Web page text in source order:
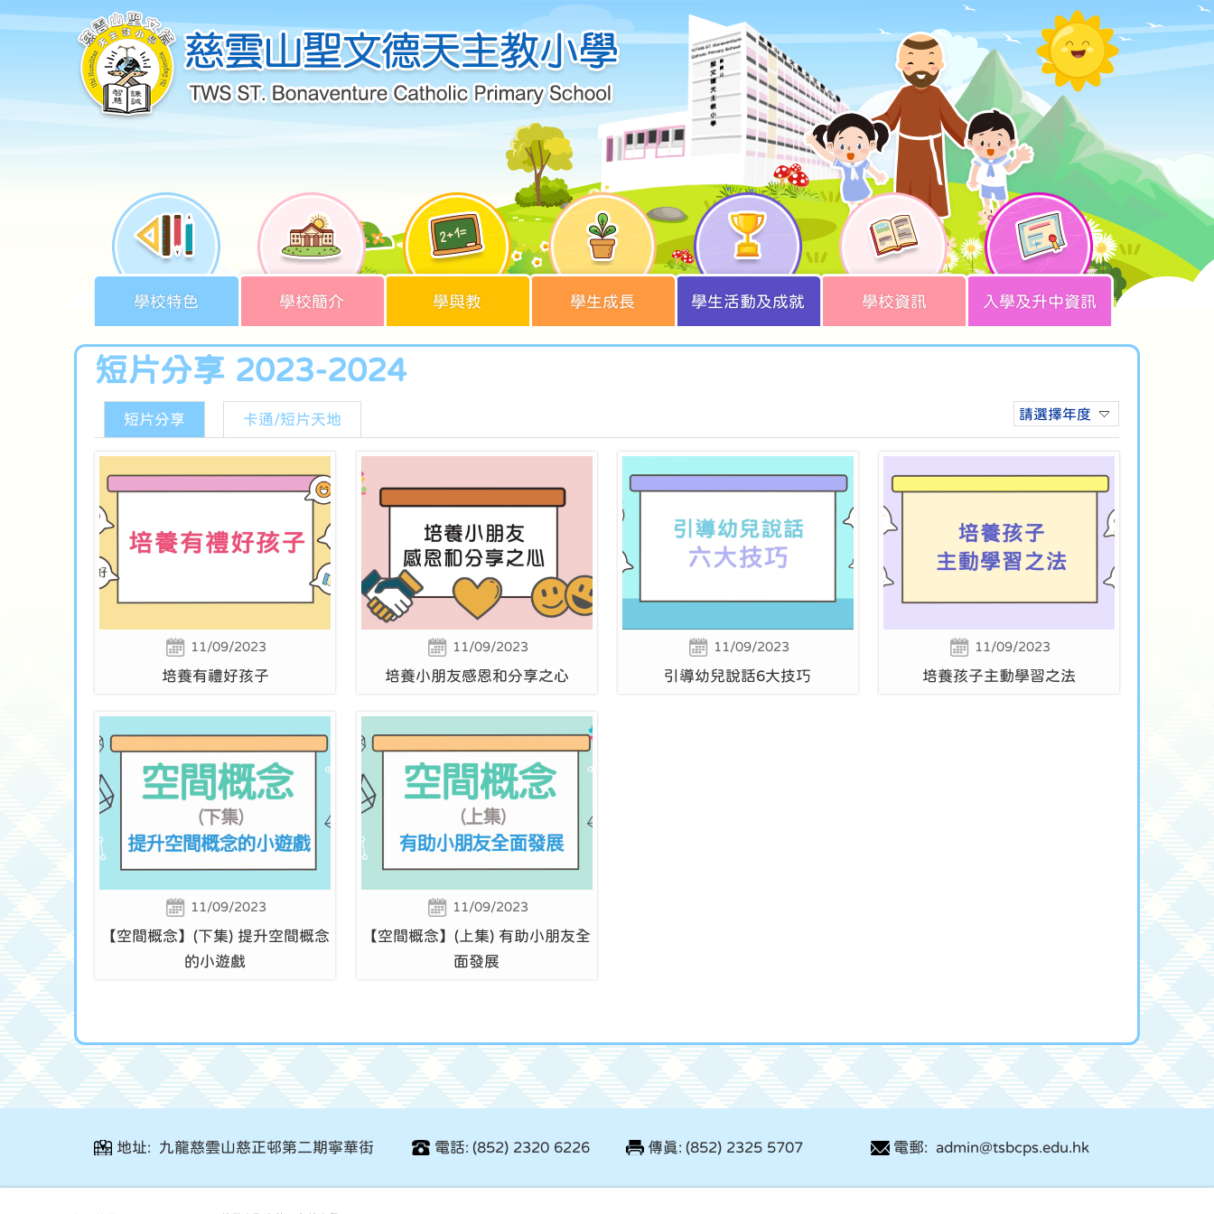
學校特色 學校簡介 學與教 學生成長 學生活動及成就 學校資訊 入學及升中資訊
短片分享 2023-2024
請選擇年度
短片分享 卡通/短片天地
11/09/2023
培養有禮好孩子
11/09/2023
培養小朋友感恩和分享之心
11/09/2023
引導幼兒說話6大技巧
11/09/2023
培養孩子主動學習之法
11/09/2023
【空間概念】(下集) 提升空間概念
的小遊戲
11/09/2023
【空間概念】(上集) 有助小朋友全
面發展
地址: 九龍慈雲山慈正邨第二期寧華街 電話: (852) 2320 6226 傳真: (852) 2325 5707 電郵: admin@tsbcps.edu.hk